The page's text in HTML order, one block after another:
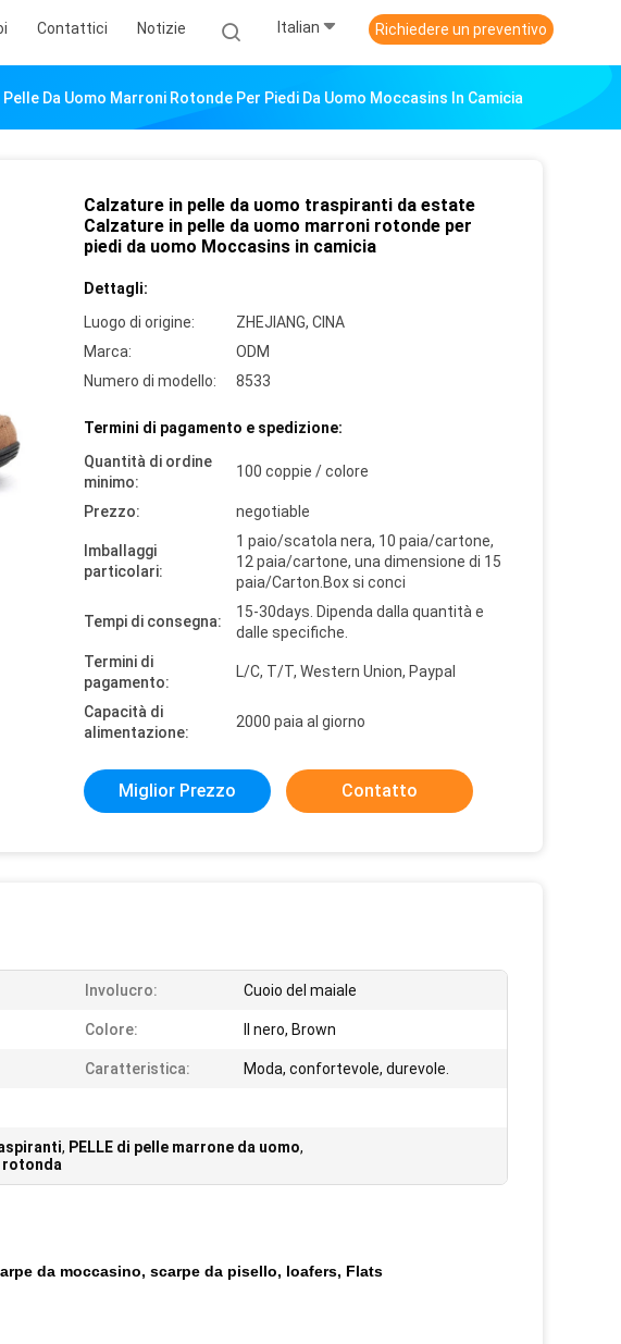
Contattici Notizie Italian Richiedere un preventivo
Da Uomo Marroni Rotonde Per Piedi Da Uomo Moccasins In Camicia
Calzature in pelle da uomo traspiranti da estate
Calzature in pelle da uomo marroni rotonde per
piedi da uomo Moccasins in camicia
Dettagli:
Luogo di origine:
ZHEJIANG, CINA
Marca:
ODM
Numero di modello:
8533
Termini di pagamento e spedizione:
Quantità di ordine
minimo:
100 coppie / colore
Prezzo: negotiable
Imballaggi
particolari:
1 paio/scatola nera, 10 paia/cartone,
12 paia/cartone, una dimensione di 15
paia/Carton.Box si conci
Tempi di consegna:
15-30days. Dipenda dalla quantità e
dalle specifiche.
Termini di
pagamento:
L/C, T/T, Western Union, Paypal
Capacità di
alimentazione:
2000 paia al giorno
Miglior Prezzo Contatto
Involucro: Cuoio del maiale
Colore: Il nero, Brown
Caratteristica: Moda, confortevole, durevole.
, PELLE di pelle marrone da uomo,
rotonda
da moccasino, scarpe da pisello, loafers, Flats